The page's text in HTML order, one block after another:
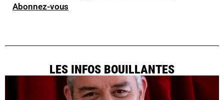
Abonnez-vous
LES INFOS BOUILLANTES